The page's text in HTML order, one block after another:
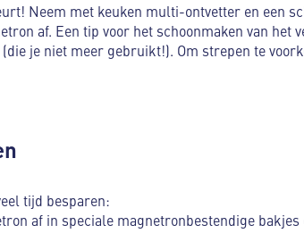
Neem met keuken multi-ontvetter en een
af. Een tip voor het schoonmaken van het
je niet meer gebruikt!). Om strepen te
tijd besparen:
af in speciale magnetronbestendige